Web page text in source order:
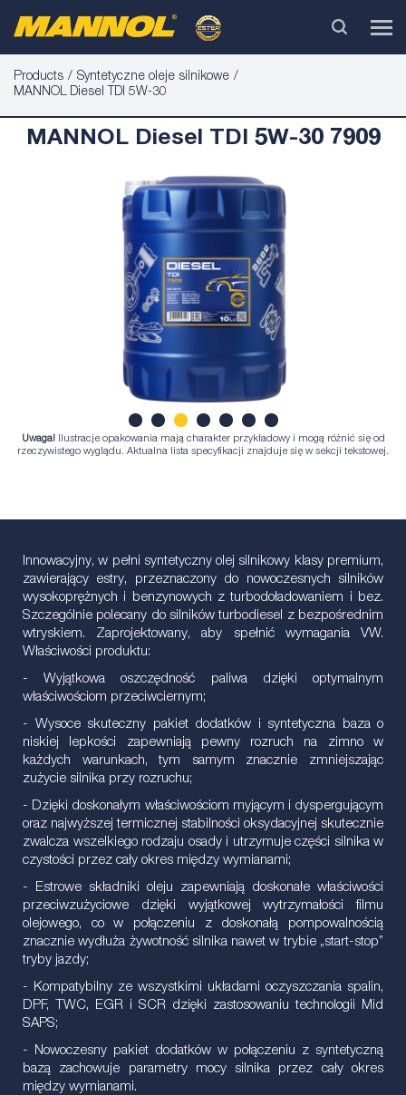
Products
Syntetyczne oleje silnikowe
MANNOL Diesel TDI 5W-30
MANNOL Diesel TDI 5W-30 7909
1 3 4 5 6 7
Uwaga! Ilustracje opakowania mają charakter przykładowy i mogą różnić się od
rzeczywistego wyglądu. Aktualna lista specyfikacji znajduje się w sekcji tekstowej.
Innowacyjny, w pełni syntetyczny olej silnikowy klasy premium,
zawierający estry, przeznaczony do nowoczesnych silników
wysokoprężnych i benzynowych z turbodoładowaniem i bez.
Szczególnie polecany do silników turbodiesel z bezpośrednim
wtryskiem. Zaprojektowany, aby spełnić wymagania VW.
Właściwości produktu:
- Wyjątkowa oszczędność paliwa dzięki optymalnym
właściwościom przeciwciernym;
- Wysoce skuteczny pakiet dodatków i syntetyczna baza o
niskiej lepkości zapewniają pewny rozruch na zimno w
każdych warunkach, tym samym znacznie zmniejszając
zużycie silnika przy rozruchu;
- Dzięki doskonałym właściwościom myjącym i dyspergującym
oraz najwyższej termicznej stabilności oksydacyjnej skutecznie
zwalcza wszelkiego rodzaju osady i utrzymuje części silnika w
czystości przez cały okres między wymianami;
- Estrowe składniki oleju zapewniają doskonałe właściwości
przeciwzużyciowe dzięki wyjątkowej wytrzymałości filmu
olejowego, co w połączeniu z doskonałą pompowalnością
znacznie wydłuża żywotność silnika nawet w trybie „start-stop”
tryby jazdy;
- Kompatybilny ze wszystkimi układami oczyszczania spalin,
DPF, TWC, EGR i SCR dzięki zastosowaniu technologii Mid
SAPS;
- Nowoczesny pakiet dodatków w połączeniu z syntetyczną
bazą zachowuje parametry mocy silnika przez cały okres
między wymianami.